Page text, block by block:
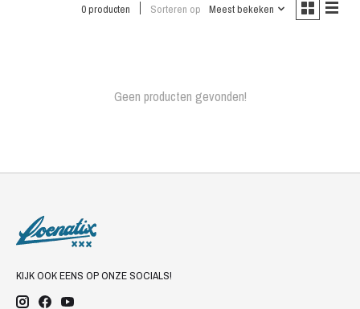
0 producten Sorteren op Meest bekeken
Geen producten gevonden!
KIJK OOK EENS OP ONZE SOCIALS!